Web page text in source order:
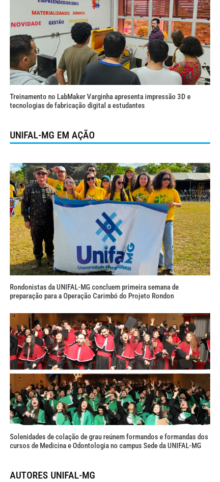
Treinamento no LabMaker Varginha apresenta impressão 3D e
tecnologias de fabricação digital a estudantes
UNIFAL-MG EM AÇÃO
Rondonistas da UNIFAL-MG concluem primeira semana de
preparação para a Operação Carimbó do Projeto Rondon
Solenidades de colação de grau reúnem formandos e formandas dos
cursos de Medicina e Odontologia no campus Sede da UNIFAL-MG
AUTORES UNIFAL-MG